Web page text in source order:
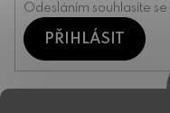
Odesláním souhlasíte se
PŘIHLÁSIT